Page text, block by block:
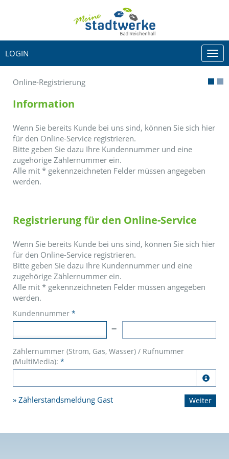
LOGIN
Online-Registrierung
Information
Wenn Sie bereits Kunde bei uns sind, können Sie sich hier
für den Online-Service registrieren.
Bitte geben Sie dazu Ihre Kundennummer und eine
zugehörige Zählernummer ein.
Alle mit * gekennzeichneten Felder müssen angegeben
werden.
Registrierung für den Online-Service
Wenn Sie bereits Kunde bei uns sind, können Sie sich hier
für den Online-Service registrieren.
Bitte geben Sie dazu Ihre Kundennummer und eine
zugehörige Zählernummer ein.
Alle mit * gekennzeichneten Felder müssen angegeben
werden.
Kundennummer *
Zählernummer (Strom, Gas, Wasser) / Rufnummer
(MultiMedia): *

Zählerstandsmeldung Gast